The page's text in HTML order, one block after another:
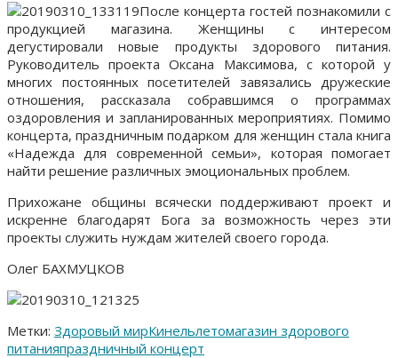
После концерта гостей познакомили с
продукцией магазина. Женщины с интересом
дегустировали новые продукты здорового питания.
Руководитель проекта Оксана Максимова, с которой у
многих постоянных посетителей завязались дружеские
отношения, рассказала собравшимся о программах
оздоровления и запланированных мероприятиях. Помимо
концерта, праздничным подарком для женщин стала книга
«Надежда для современной семьи», которая помогает
найти решение различных эмоциональных проблем.
Прихожане общины всячески поддерживают проект и
искренне благодарят Бога за возможность через эти
проекты служить нуждам жителей своего города.
Олег БАХМУЦКОВ
Метки: Здоровый мирКинельлетомагазин здорового
питанияпраздничный концерт